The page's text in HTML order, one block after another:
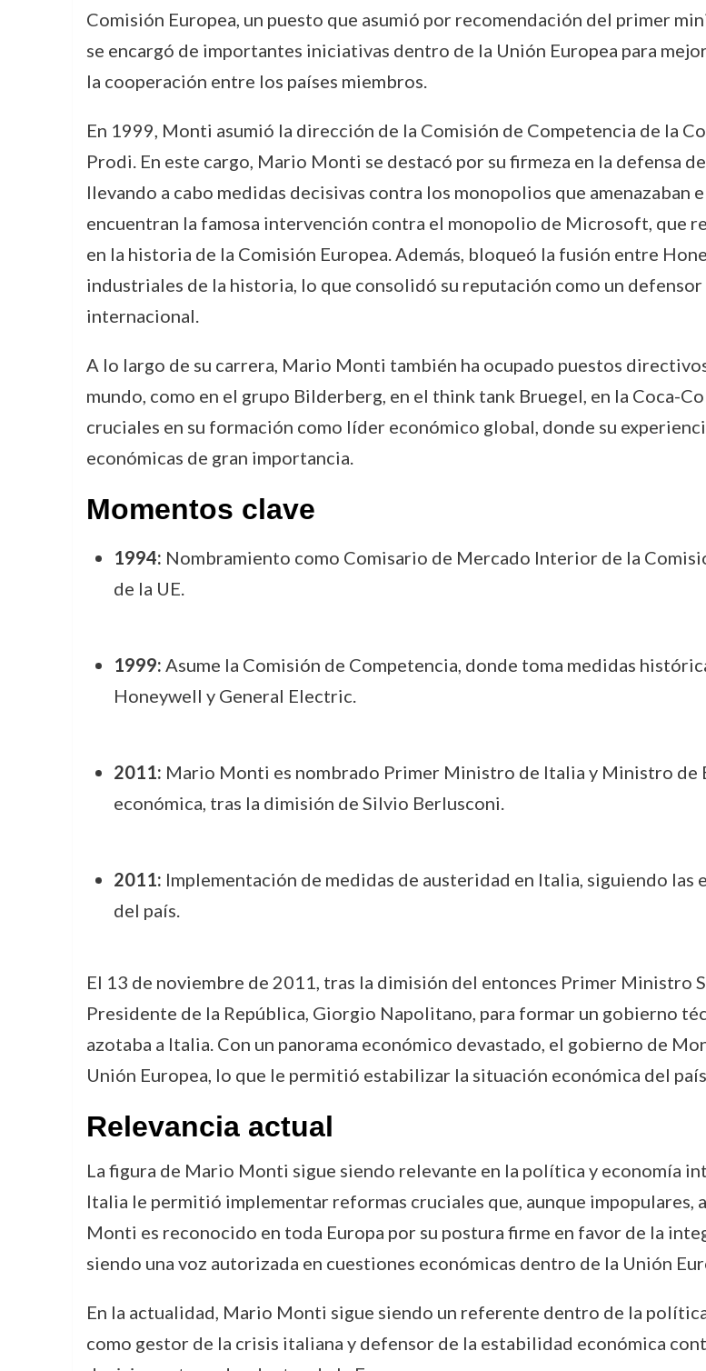
Comisión Europea, un puesto que asumió por recomendación del primer
se encargó de importantes iniciativas dentro de la Unión Europea para
la cooperación entre los países miembros.
En 1999, Monti asumió la dirección de la Comisión de Competencia de la
Prodi. En este cargo, Mario Monti se destacó por su firmeza en la defensa
llevando a cabo medidas decisivas contra los monopolios que amenazaban
encuentran la famosa intervención contra el monopolio de Microsoft, que
en la historia de la Comisión Europea. Además, bloqueó la fusión entre
industriales de la historia, lo que consolidó su reputación como un
internacional.
A lo largo de su carrera, Mario Monti también ha ocupado puestos
mundo, como en el grupo Bilderberg, en el think tank Bruegel, en la Coca-
cruciales en su formación como líder económico global, donde su
económicas de gran importancia.
Momentos clave
1994: Nombramiento como Comisario de Mercado Interior de la
de la UE.
1999: Asume la Comisión de Competencia, donde toma medidas
Honeywell y General Electric.
2011: Mario Monti es nombrado Primer Ministro de Italia y Ministro de
económica, tras la dimisión de Silvio Berlusconi.
2011: Implementación de medidas de austeridad en Italia, siguiendo las
del país.
El 13 de noviembre de 2011, tras la dimisión del entonces Primer
Presidente de la República, Giorgio Napolitano, para formar un gobierno
azotaba a Italia. Con un panorama económico devastado, el gobierno de
Unión Europea, lo que le permitió estabilizar la situación económica del
Relevancia actual
La figura de Mario Monti sigue siendo relevante en la política y economía
Italia le permitió implementar reformas cruciales que, aunque impopulares,
Monti es reconocido en toda Europa por su postura firme en favor de la
siendo una voz autorizada en cuestiones económicas dentro de la Unión
En la actualidad, Mario Monti sigue siendo un referente dentro de la
como gestor de la crisis italiana y defensor de la estabilidad económica